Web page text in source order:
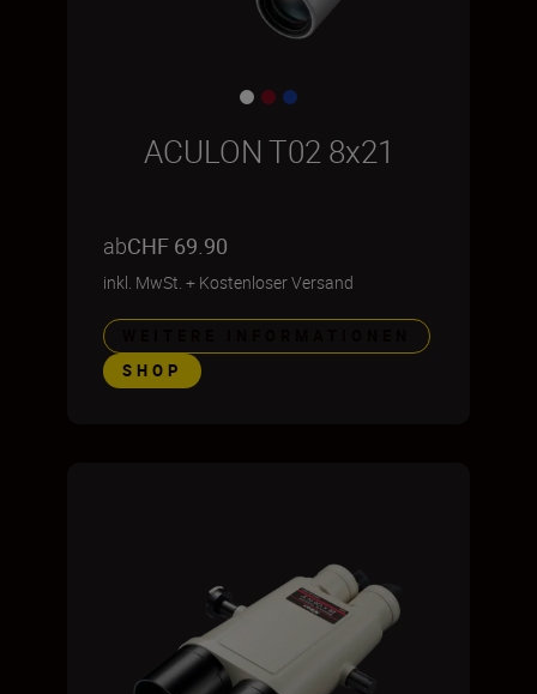
ACULON T02 8x21
abCHF 69.90
inkl. MwSt. + Kostenloser Versand
SHOP